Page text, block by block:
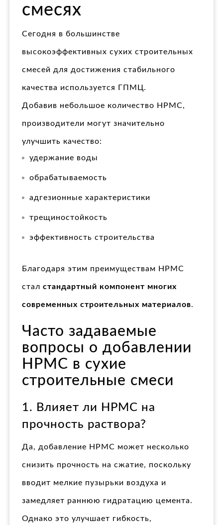
смесях
Сегодня в большинстве
высокоэффективных сухих строительных
смесей для достижения стабильного
качества используется ГПМЦ.
Добавив небольшое количество HPMC,
производители могут значительно
улучшить качество:
удержание воды
обрабатываемость
адгезионные характеристики
трещиностойкость
эффективность строительства
Благодаря этим преимуществам HPMC
стал стандартный компонент многих
современных строительных материалов.
Часто задаваемые
вопросы о добавлении
HPMC в сухие
строительные смеси
1. Влияет ли HPMC на
прочность раствора?
Да, добавление HPMC может несколько
снизить прочность на сжатие, поскольку
вводит мелкие пузырьки воздуха и
замедляет раннюю гидратацию цемента.
Однако это улучшает гибкость,